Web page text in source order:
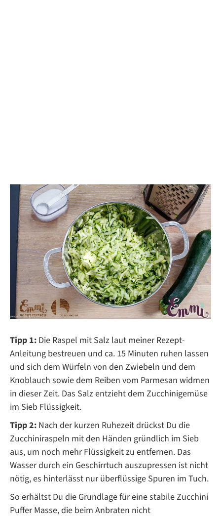
Tipp 1: Die Raspel mit Salz laut meiner Rezept-
Anleitung bestreuen und ca. 15 Minuten ruhen lassen
und sich dem Würfeln von den Zwiebeln und dem
Knoblauch sowie dem Reiben vom Parmesan widmen
in dieser Zeit. Das Salz entzieht dem Zucchinigemüse
im Sieb Flüssigkeit.
Tipp 2: Nach der kurzen Ruhezeit drückst Du die
Zucchiniraspeln mit den Händen gründlich im Sieb
aus, um noch mehr Flüssigkeit zu entfernen. Das
Wasser durch ein Geschirrtuch auszupressen ist nicht
nötig, es hinterlässt nur überflüssige Spuren im Tuch.
So erhältst Du die Grundlage für eine stabile Zucchini
Puffer Masse, die beim Anbraten nicht